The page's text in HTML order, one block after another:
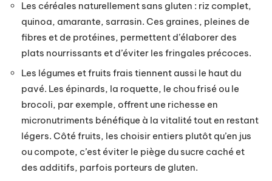
Les céréales naturellement sans gluten : riz complet,
quinoa, amarante, sarrasin. Ces graines, pleines de
fibres et de protéines, permettent d’élaborer des
plats nourrissants et d’éviter les fringales précoces.
Les légumes et fruits frais tiennent aussi le haut du
pavé. Les épinards, la roquette, le chou frisé ou le
brocoli, par exemple, offrent une richesse en
micronutriments bénéfique à la vitalité tout en restant
légers. Côté fruits, les choisir entiers plutôt qu’en jus
ou compote, c’est éviter le piège du sucre caché et
des additifs, parfois porteurs de gluten.